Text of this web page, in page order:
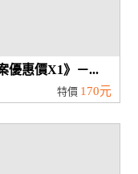
優惠價X1》－...
特價 170元